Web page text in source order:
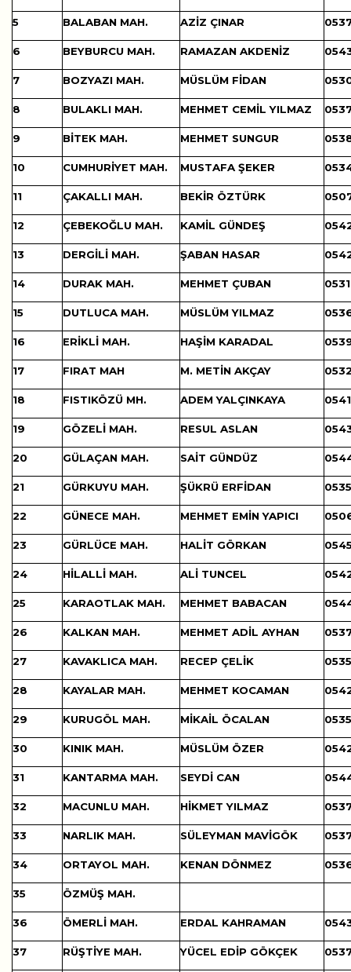
5 BALABAN MAH. AZİZ ÇINAR
6 BEYBURCU MAH. RAMAZAN AKDENİZ
7 BOZYAZI MAH. MÜSLÜM FİDAN
8 BULAKLI MAH. MEHMET CEMİL YILMAZ
9 BİTEK MAH. MEHMET SUNGUR
10 CUMHURİYET MAH. MUSTAFA ŞEKER
11 ÇAKALLI MAH. BEKİR ÖZTÜRK
12 ÇEBEKOĞLU MAH. KAMİL GÜNDEŞ
13 DERGİLİ MAH. ŞABAN HASAR
14 DURAK MAH. MEHMET ÇUBAN
15 DUTLUCA MAH. MÜSLÜM YILMAZ
16 ERİKLİ MAH. HAŞİM KARADAL
17 FIRAT MAH M. METİN AKÇAY
18 FISTIKÖZÜ MH. ADEM YALÇINKAYA
19 GÖZELİ MAH. RESUL ASLAN
20 GÜLAÇAN MAH. SAİT GÜNDÜZ
21 GÜRKUYU MAH. ŞÜKRÜ ERFİDAN
22 GÜNECE MAH. MEHMET EMİN YAPICI
23 GÜRLÜCE MAH. HALİT GÖRKAN
24 HİLALLİ MAH. ALİ TUNCEL
25 KARAOTLAK MAH. MEHMET BABACAN
26 KALKAN MAH. MEHMET ADİL AYHAN
27 KAVAKLICA MAH. RECEP ÇELİK
28 KAYALAR MAH. MEHMET KOCAMAN
29 KURUGÖL MAH. MİKAİL ÖCALAN
30 KINIK MAH. MÜSLÜM ÖZER
31 KANTARMA MAH. SEYDİ CAN
32 MACUNLU MAH. HİKMET YILMAZ
33 NARLIK MAH. SÜLEYMAN MAVİGÖK
34 ORTAYOL MAH. KENAN DÖNMEZ
35 ÖZMÜŞ MAH.
36 ÖMERLİ MAH. ERDAL KAHRAMAN
37 RÜŞTİYE MAH. YÜCEL EDİP GÖKÇEK